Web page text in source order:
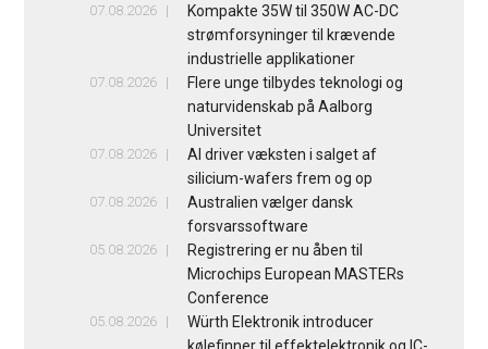
07.08.2026
Kompakte 35W til 350W AC-DC
strømforsyninger til krævende
industrielle applikationer
07.08.2026
Flere unge tilbydes teknologi og
naturvidenskab på Aalborg
Universitet
07.08.2026
AI driver væksten i salget af
silicium-wafers frem og op
07.08.2026
Australien vælger dansk
forsvarssoftware
05.08.2026
Registrering er nu åben til
Microchips European MASTERs
Conference
05.08.2026
Würth Elektronik introducer
kølefinner til effektelektronik og IC-